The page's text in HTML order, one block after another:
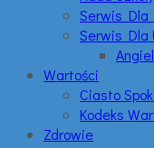
Serwis Dla
Serwis Dla
Wartości
Ciasto
Kodeks
Zdrowie